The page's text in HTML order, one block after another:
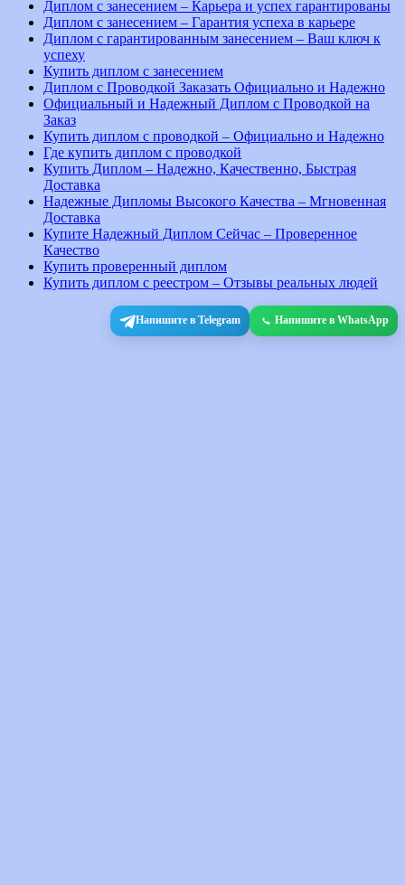
Диплом с занесением – Карьера и успех гарантированы
Диплом с занесением – Гарантия успеха в карьере
Диплом с гарантированным занесением – Ваш ключ к
успеху
Купить диплом с занесением
Диплом с Проводкой Заказать Официально и Надежно
Официальный и Надежный Диплом с Проводкой на
Заказ
Купить диплом с проводкой – Официально и Надежно
Где купить диплом с проводкой
Купить Диплом – Надежно, Качественно, Быстрая
Доставка
Надежные Дипломы Высокого Качества – Мгновенная
Доставка
Купите Надежный Диплом Сейчас – Проверенное
Качество
Купить проверенный диплом
Купить диплом с реестром – Отзывы реальных людей
Напишите в Telegram Напишите в WhatsApp